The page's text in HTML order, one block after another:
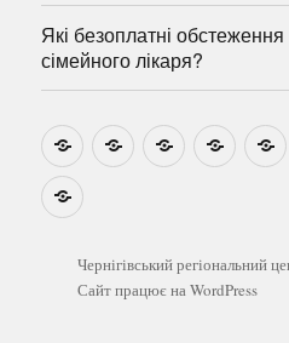
Які безоплатні
сімейного лікаря?
НовиниНавчально-
методичні
Ми
на
Звіти
Які
безоплатні
можна
пройти
у
Чернігівський регіональний
Сайт працює на WordPress